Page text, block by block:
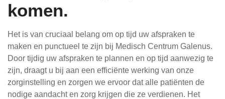
komen.
Het is van cruciaal belang om op tijd uw afspraken te
maken en punctueel te zijn bij Medisch Centrum Galenus.
Door tijdig uw afspraken te plannen en op tijd aanwezig te
zijn, draagt u bij aan een efficiënte werking van onze
zorginstelling en zorgen we ervoor dat alle patiënten de
nodige aandacht en zorg krijgen die ze verdienen. Het